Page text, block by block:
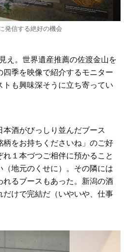
発信する絶好の機会
え。世界遺産推薦の佐渡金山を
季を映像で紹介するモニター
トも興味深そうに立ち寄ってい
酒がびっしり並んだブース
柄をお持ちくださいね」のご好
１本づつご相伴に預かること
地元のくせに）。その隣には
れるブースもあった。新潟の酒
だけで完結だ（いやいや、仕事